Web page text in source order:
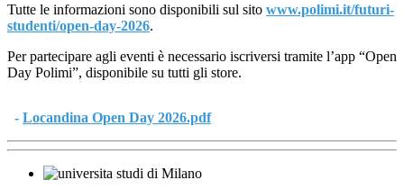
Tutte le informazioni sono disponibili sul sito www.polimi.it/futuri-
studenti/open-day-2026.
Per partecipare agli eventi è necessario iscriversi tramite l’app “Open
Day Polimi”, disponibile su tutti gli store.
- Locandina Open Day 2026.pdf